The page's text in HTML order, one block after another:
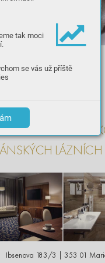
tak moci
se vás už příště
Ibsenova 183/3 | 353 01
ENERGII NA
V PŘÍJEMNÉM
HO TELU NABOK
ÝCH L ÁZNÍCH